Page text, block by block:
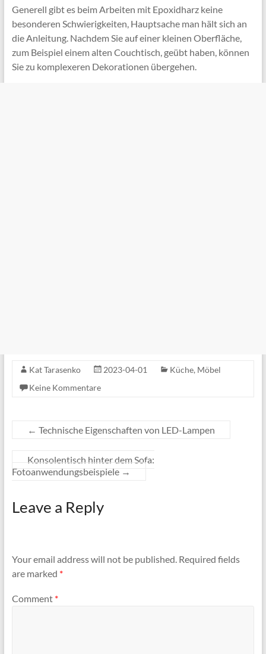
Generell gibt es beim Arbeiten mit Epoxidharz keine
besonderen Schwierigkeiten, Hauptsache man hält sich an
die Anleitung. Nachdem Sie auf einer kleinen Oberfläche,
zum Beispiel einem alten Couchtisch, geübt haben, können
Sie zu komplexeren Dekorationen übergehen.
Kat Tarasenko 2023-04-01 Küche, Möbel
Keine Kommentare
← Technische Eigenschaften von LED-Lampen
Konsolentisch hinter dem Sofa:
Fotoanwendungsbeispiele →
Leave a Reply
Your email address will not be published. Required fields
are marked *
Comment *